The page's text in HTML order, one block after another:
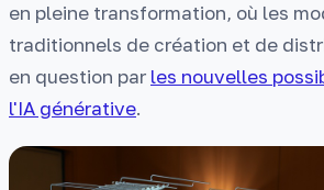
en pleine transformation, où les
traditionnels de création et de
en question par les nouvelles
l'IA générative.